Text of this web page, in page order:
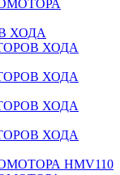
ХОДА
ХОДА
ХОДА
ХОДА
ХОДА
HMV110